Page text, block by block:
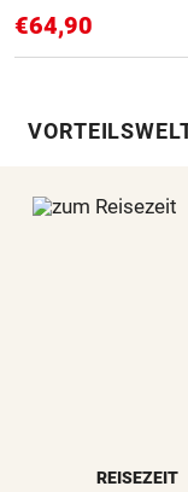
€64,90
REISEZEIT